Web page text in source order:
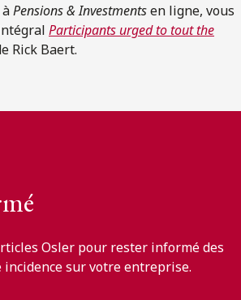
Pensions & Investmentsen ligne, vous
Participants urged to tout the
Rick Baert.
Osler pour rester informé des
sur votre entreprise.